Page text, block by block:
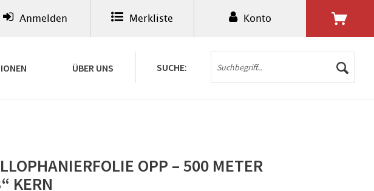
Anmelden Merkliste Konto 0,00 € *
SUCHE:
ÜBER UNS
OPP – 500 METER
KERN